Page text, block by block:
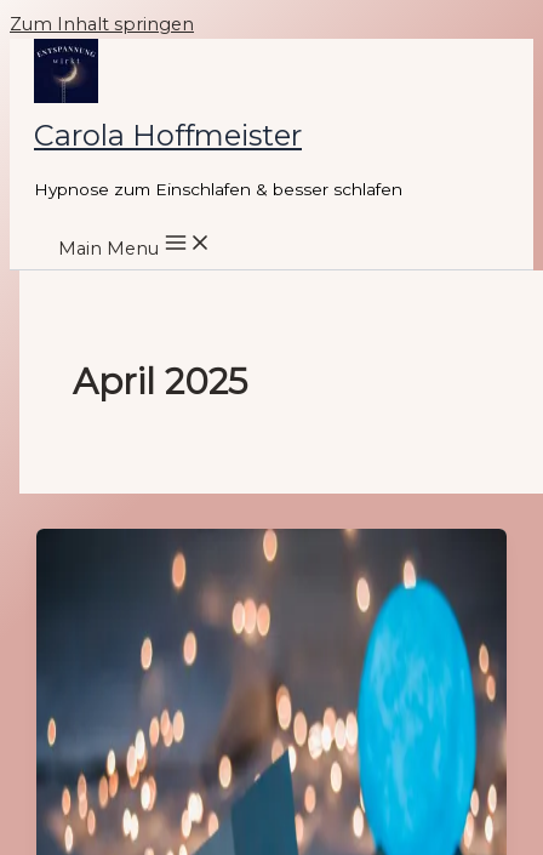
Zum Inhalt springen
Carola Hoffmeister
Hypnose zum Einschlafen & besser schlafen
Main Menu
April 2025